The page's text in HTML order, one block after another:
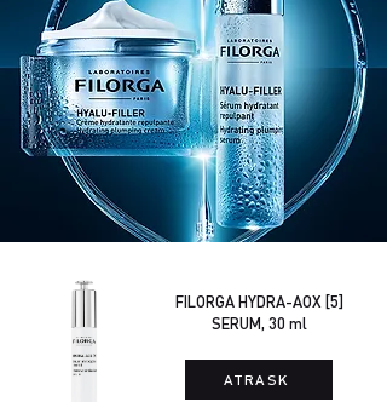
FILORGA HYDRA-AOX [5]
SERUM, 30 ml
ATRASK